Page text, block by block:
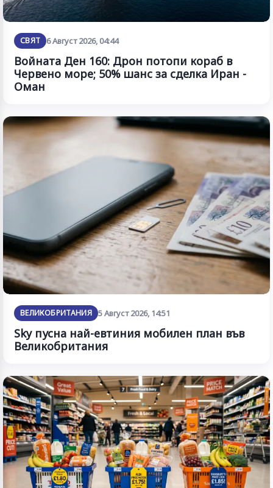
СВЯТ 6 Август 2026, 04:44
Войната Ден 160: Дрон потопи кораб в
Червено море; 50% шанс за сделка Иран -
Оман
ВЕЛИКОБРИТАНИЯ 5 Август 2026, 14:51
Sky пусна най-евтиния мобилен план във
Великобритания